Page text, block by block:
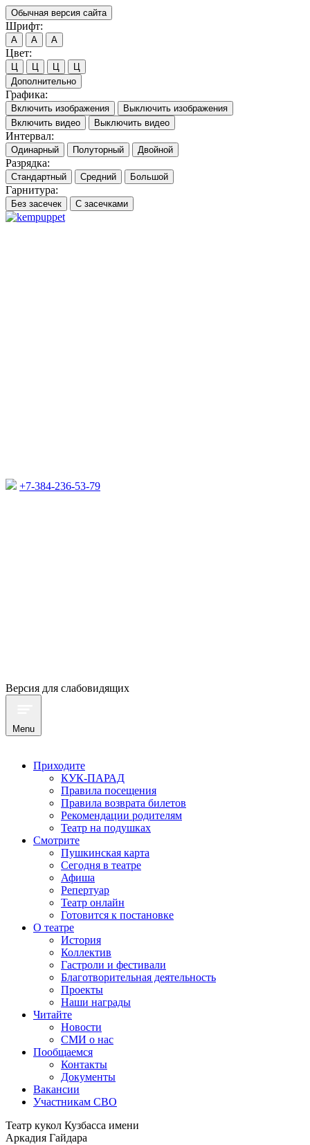
Обычная версия сайта
Шрифт:
A A A
Цвет:
Ц Ц Ц
Ц
Дополнительно
Графика:
Включить изображения
Выключить изображения
Включить видео
Выключить видео
Интервал:
Одинарный Полуторный Двойной
Разрядка:
Стандартный Средний Большой
Гарнитура:
Без засечек С засечками
+7-384-236-53-79
Версия для слабовидящих
Menu
Приходите
КУК-ПАРАД
Правила посещения
Правила возврата билетов
Рекомендации родителям
Театр на подушках
Смотрите
Пушкинская карта
Сегодня в театре
Афиша
Репертуар
Театр онлайн
Готовится к постановке
О театре
История
Коллектив
Гастроли и фестивали
Благотворительная деятельность
Проекты
Наши награды
Читайте
Новости
СМИ о нас
Пообщаемся
Контакты
Документы
Вакансии
Участникам СВО
Театр кукол Кузбасса имени
Аркадия Гайдара